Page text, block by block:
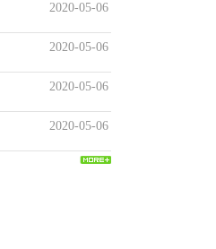
2020-05-06
2020-05-06
2020-05-06
2020-05-06